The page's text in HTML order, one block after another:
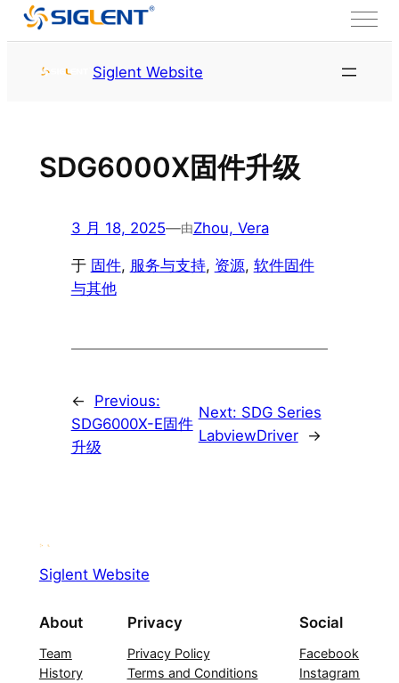
首页 服务与支持
Siglent Website
SDG6000X固件升级
3 月 18, 2025—由Zhou, Vera
于 固件, 服务与支持, 资源, 软件固件
与其他
←
Previous:
SDG6000X-E固件
升级
Next: SDG Series
LabviewDriver
→
Siglent Website
About
Team
History
Privacy
Privacy Policy
Terms and Conditions
Social
Facebook
Instagram